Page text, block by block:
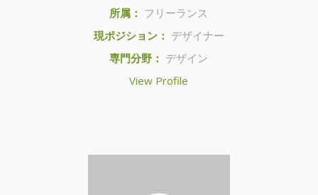
所属： フリーランス
現ポジション： デザイナー
専門分野： デザイン
View Profile